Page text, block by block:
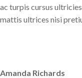
ac turpis cursus
mattis ultrices nisi
Amanda Richards